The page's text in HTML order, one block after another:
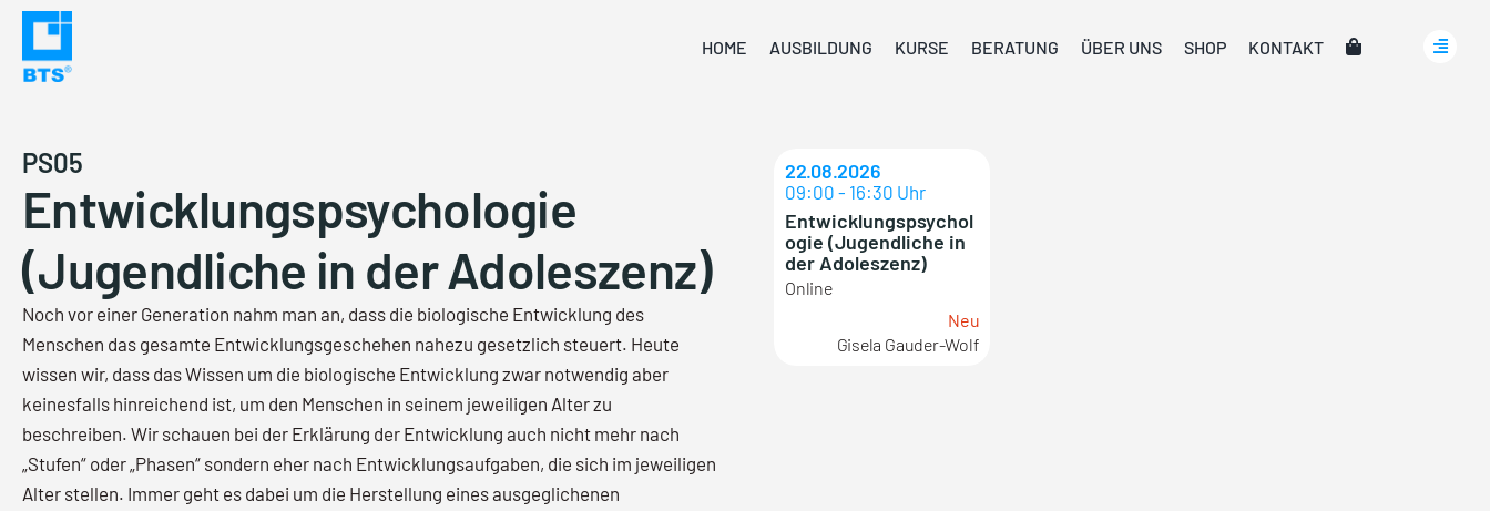
Skip
content
HOME AUSBILDUNG KURSE BERATUNG ÜBER UNS SHOP KONTAKT
PS05
Entwicklungspsychologie
(Jugendliche in der Adoleszenz)
Noch vor einer Generation nahm man an, dass die biologische Entwicklung des
Menschen das gesamte Entwicklungsgeschehen nahezu gesetzlich steuert. Heute
wissen wir, dass das Wissen um die biologische Entwicklung zwar notwendig aber
keinesfalls hinreichend ist, um den Menschen in seinem jeweiligen Alter zu
beschreiben. Wir schauen bei der Erklärung der Entwicklung auch nicht mehr nach
„Stufen“ oder „Phasen“ sondern eher nach Entwicklungsaufgaben, die sich im jeweiligen
Alter stellen. Immer geht es dabei um die Herstellung eines ausgeglichenen
22.08.2026
09:00 - 16:30 Uhr
Entwicklungspsychol
ogie (Jugendliche in
der Adoleszenz)
Online
Neu
Gisela Gauder-Wolf